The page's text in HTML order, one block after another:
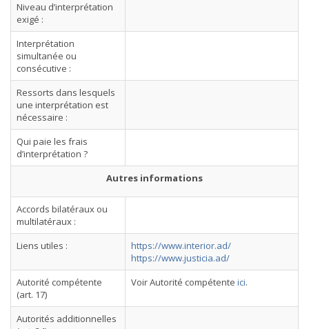
Niveau d’interprétation
exigé :
Interprétation
simultanée ou
consécutive :
Ressorts dans lesquels
une interprétation est
nécessaire :
Qui paie les frais
d’interprétation ?
Autres informations
Accords bilatéraux ou
multilatéraux :
Liens utiles :
https://www.interior.ad/
https://www.justicia.ad/
Autorité compétente
(art. 17)
Voir Autorité compétente ici.
Autorités additionnelles